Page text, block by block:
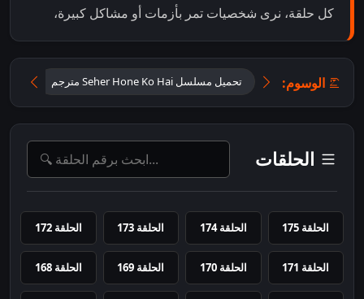
كل حلقة، نرى شخصيات تمر بأزمات أو مشاكل كبيرة،
الوسوم: تحميل مسلسل Seher Hone Ko Hai مترجم
الحلقات
الحلقة 175 الحلقة 174 الحلقة 173 الحلقة 172
الحلقة 171 الحلقة 170 الحلقة 169 الحلقة 168